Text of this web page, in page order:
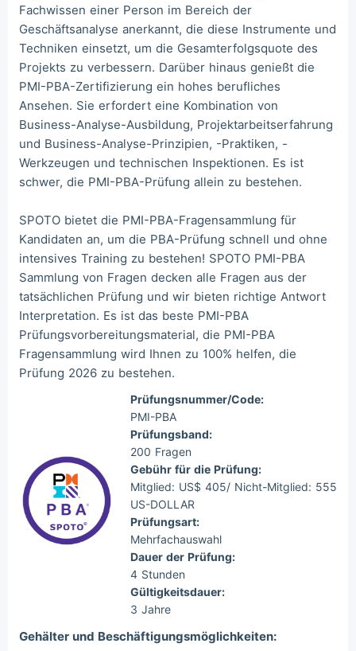
Mas*** 2026/08/06 order PMI ***
Fachwissen einer Person im Bereich der
Geschäftsanalyse anerkannt, die diese Instrumente und
Techniken einsetzt, um die Gesamterfolgsquote des
Projekts zu verbessern. Darüber hinaus genießt die
PMI-PBA-Zertifizierung ein hohes berufliches
Ansehen. Sie erfordert eine Kombination von
Business-Analyse-Ausbildung, Projektarbeitserfahrung
und Business-Analyse-Prinzipien, -Praktiken, -
Werkzeugen und technischen Inspektionen. Es ist
schwer, die PMI-PBA-Prüfung allein zu bestehen.
SPOTO bietet die PMI-PBA-Fragensammlung für
Kandidaten an, um die PBA-Prüfung schnell und ohne
intensives Training zu bestehen! SPOTO PMI-PBA
Sammlung von Fragen decken alle Fragen aus der
tatsächlichen Prüfung und wir bieten richtige Antwort
Interpretation. Es ist das beste PMI-PBA
Prüfungsvorbereitungsmaterial, die PMI-PBA
Fragensammlung wird Ihnen zu 100% helfen, die
Prüfung 2026 zu bestehen.
Prüfungsnummer/Code:
PMI-PBA
Prüfungsband:
200 Fragen
Gebühr für die Prüfung:
Mitglied: US$ 405/ Nicht-Mitglied: 555
US-DOLLAR
Prüfungsart:
Mehrfachauswahl
Dauer der Prüfung:
4 Stunden
Gültigkeitsdauer:
3 Jahre
Gehälter und Beschäftigungsmöglichkeiten: